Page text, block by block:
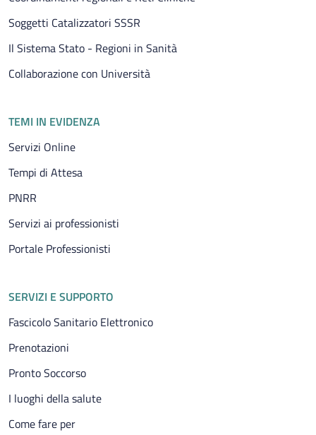
Soggetti Catalizzatori SSSR
Il Sistema Stato - Regioni in Sanità
Collaborazione con Università
TEMI IN EVIDENZA
Servizi Online
Tempi di Attesa
PNRR
Servizi ai professionisti
Portale Professionisti
SERVIZI E SUPPORTO
Fascicolo Sanitario Elettronico
Prenotazioni
Pronto Soccorso
I luoghi della salute
Come fare per